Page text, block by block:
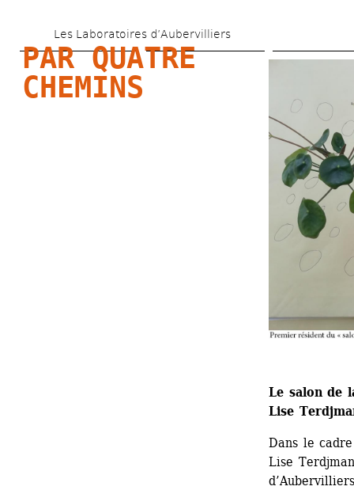
au
contenu
principal
Les Laboratoires d’Aubervilliers
PAR QUATRE
CHEMINS
Le salon de
Lise
Dans le
Lise